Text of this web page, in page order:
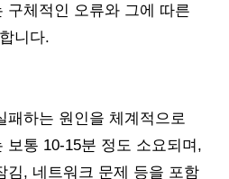
구체적인 오류와 그에 따른
니다.
패하는 원인을 체계적으로
보통 10-15분 정도 소요되며,
김, 네트워크 문제 등을 포함